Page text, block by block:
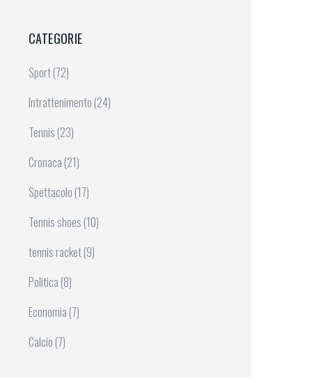
CATEGORIE
Sport(72)
Intrattenimento (24)
Tennis (23)
Cronaca (21)
Spettacolo (17)
Tennis shoes (10)
tennis racket(9)
Politica (8)
Economia (7)
Calcio (7)